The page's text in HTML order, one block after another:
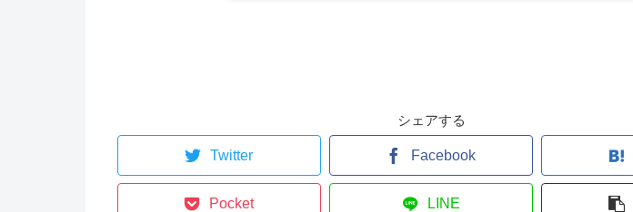
シェアする
Twitter Facebook
Pocket LINE